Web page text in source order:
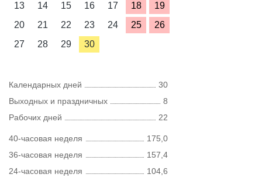
13
14 15 16 17 18
19
20
21 22 23 24 25
26
27
28 29 30
Календарных дней
30
Выходных и праздничных
8
Рабочих дней
22
40-часовая неделя
175,0
36-часовая неделя
157,4
24-часовая неделя
104,6